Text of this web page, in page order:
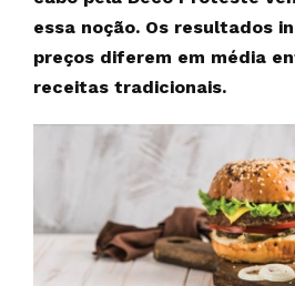
essa noção. Os resultados
preços diferem em média
receitas tradicionais.